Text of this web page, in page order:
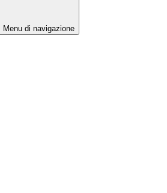
Menu di navigazione